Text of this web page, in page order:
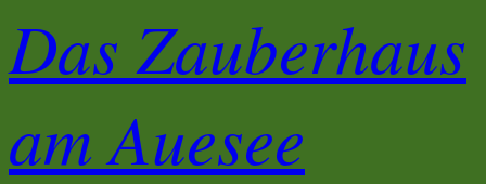
Das Zauberhaus
am Auesee